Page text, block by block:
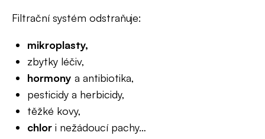
Filtrační systém odstraňuje:
mikroplasty,
zbytky léčiv,
hormony a antibiotika,
pesticidy a herbicidy,
těžké kovy,
chlor i nežádoucí pachy…